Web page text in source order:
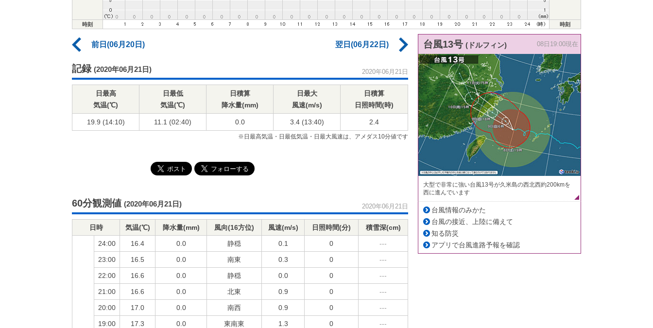
時刻 時刻
前日(06月20日) 翌日(06月22日)
記録 (2020年06月21日) 2020年06月21日
日最高
気温(℃)
日最低
気温(℃)
日積算
降水量(mm)
日最大
風速(m/s)
日積算
日照時間(時)
19.9 (14:10) 11.1 (02:40) 0.0 3.4 (13:40) 2.4
※日最高気温・日最低気温・日最大風速は、アメダス10分値です
60分観測値 (2020年06月21日) 2020年06月21日
日時 気温(℃) 降水量(mm) 風向(16方位) 風速(m/s) 日照時間(分) 積雪深(cm)
24:00 16.4 0.0 静穏 0.1 0 ---
23:00 16.5 0.0 南東 0.3 0 ---
22:00 16.6 0.0 静穏 0.0 0 ---
21:00 16.6 0.0 北東 0.9 0 ---
20:00 17.0 0.0 南西 0.9 0 ---
19:00 17.3 0.0 東南東 1.3 0 ---
台風13号 (ドルフィン) 08日19:00現在
大型で非常に強い台風13号が久米島の西北西約200kmを
西に進んでいます
台風情報のみかた
台風の接近、上陸に備えて
知る防災
アプリで台風進路予報を確認